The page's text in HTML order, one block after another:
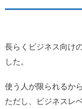
長らくビジネス向け
した。
使う人が限られるか
ただし、ビジネスレ